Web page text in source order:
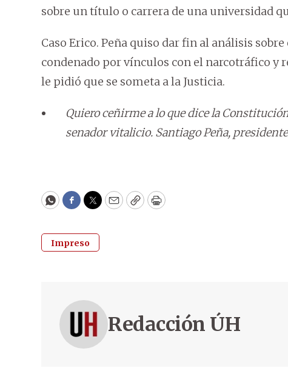
sobre un título o carrera de una universidad
Caso Erico. Peña quiso dar fin al análisis
condenado por vínculos con el narcotráfico y
le pidió que se someta a la Justicia.
Quiero ceñirme a lo que dice la
senador vitalicio. Santiago Peña,
WhatsApp
Facebook
Twitter
EmailCopyPrint
Impreso
Redacción ÚH